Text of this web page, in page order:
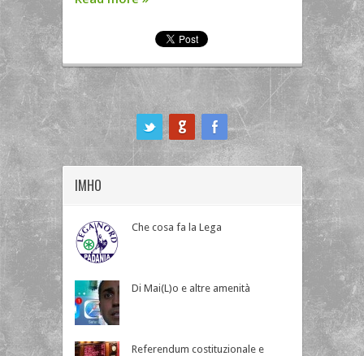
IMHO
Che cosa fa la Lega
Di Mai(L)o e altre amenità
Referendum costituzionale e